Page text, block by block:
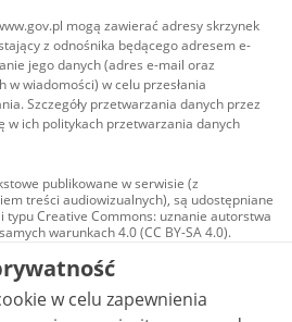
mogą zawierać adresy skrzynek
z odnośnika będącego adresem e-
jego danych (adres e-mail oraz
wiadomości) w celu przesłania
Szczegóły przetwarzania danych przez
w ich politykach przetwarzania danych
publikowane w serwisie (z
treści audiowizualnych), są udostępniane
typu Creative Commons: uznanie autorstwa
warunkach 4.0 (CC BY-SA 4.0).
audiowizualne, w tym zdjęcia, materiały
są udostępniane na licencji typu
uznanie autorstwa użycie
- bez utworów zależnych 4.0 (CC BY-
o ile nie jest to stwierdzone inaczej.
w celu zapewnienia